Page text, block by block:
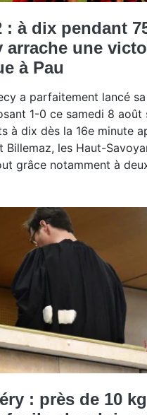
: à dix pendant
arrache une
à Pau
a parfaitement lancé
1-0 ce samedi 8
à dix dès la 16e minute
Billemaz, les Haut-
grâce notamment à
: près de 10